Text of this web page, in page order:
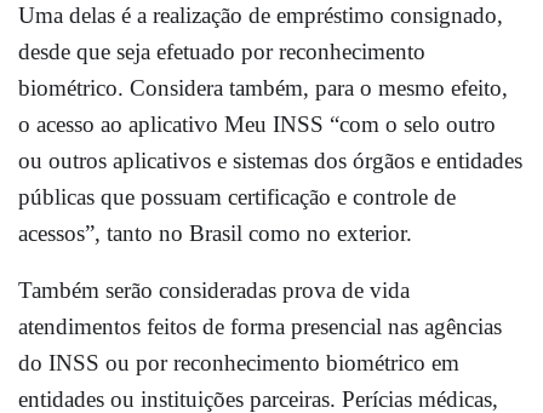
Uma delas é a realização de empréstimo consignado,
desde que seja efetuado por reconhecimento
biométrico. Considera também, para o mesmo efeito,
o acesso ao aplicativo Meu INSS “com o selo outro
ou outros aplicativos e sistemas dos órgãos e entidades
públicas que possuam certificação e controle de
acessos”, tanto no Brasil como no exterior.
Também serão consideradas prova de vida
atendimentos feitos de forma presencial nas agências
do INSS ou por reconhecimento biométrico em
entidades ou instituições parceiras. Perícias médicas,